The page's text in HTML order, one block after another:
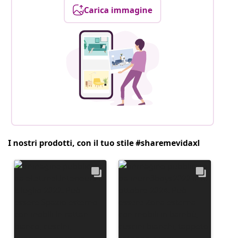
Carica immagine
I nostri prodotti, con il tuo stile #sharemevidaxl